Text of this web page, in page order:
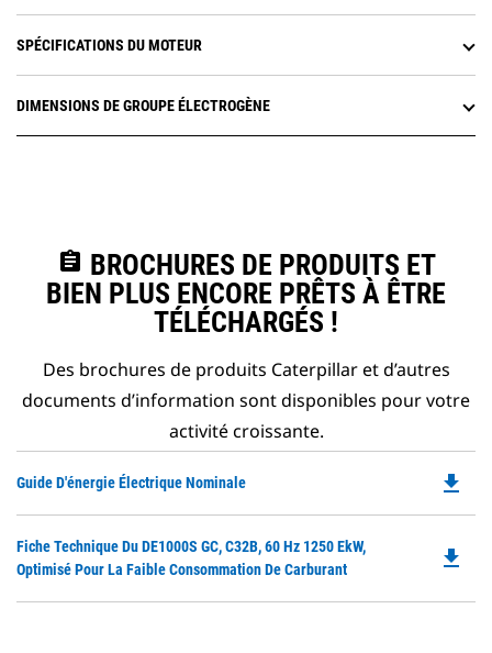
SPÉCIFICATIONS DU MOTEUR
DIMENSIONS DE GROUPE ÉLECTROGÈNE
assignment BROCHURES DE PRODUITS ET
BIEN PLUS ENCORE PRÊTS À ÊTRE
TÉLÉCHARGÉS !
Des brochures de produits Caterpillar et d’autres
documents d’information sont disponibles pour votre
activité croissante.
Guide D'énergie Électrique Nominale file_download
Fiche Technique Du DE1000S GC, C32B, 60 Hz 1250 EkW,
Optimisé Pour La Faible Consommation De Carburant
file_download